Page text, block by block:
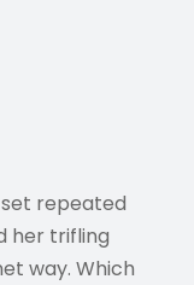
repeated
her trifling
way. Which